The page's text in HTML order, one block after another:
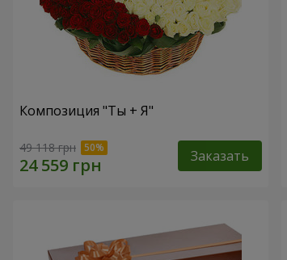
Композиция "Ты + Я"
49 118 грн Заказать